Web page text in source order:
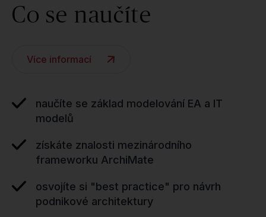
Co se naučíte
Více informací
naučíte se základ modelování EA a IT
modelů
získáte znalosti mezinárodního
frameworku ArchiMate
osvojíte si "best practice" pro návrh
podnikové architektury